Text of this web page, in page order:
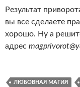
Результат
вы все сделаете
хорошо. Ну а
адрес
ЛЮБОВНАЯ МАГИЯ